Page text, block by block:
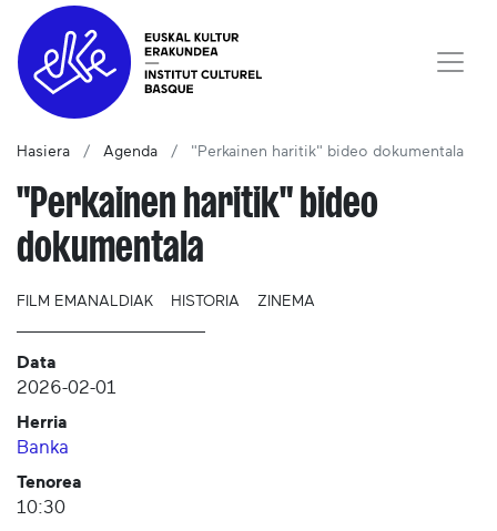
Hasiera Agenda "Perkainen haritik" bideo dokumentala
"Perkainen haritik" bideo
dokumentala
FILM EMANALDIAK HISTORIA ZINEMA
Data
2026-02-01
Herria
Banka
Tenorea
10:30